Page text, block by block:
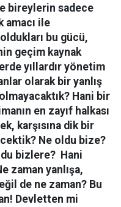
bireylerin sadece
amacı ile
bu gücü,
geçim kaynak
yıllardır yönetim
olarak bir yanlış
Hani bir
en zayıf halkası
karşısına dik bir
Ne oldu bize?
bizlere? Hani
zaman yanlışa,
de ne zaman? Bu
Devletten mi